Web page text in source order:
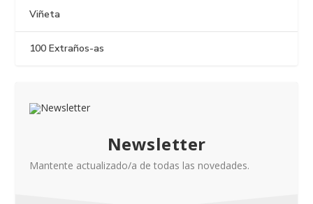
Viñeta
100 Extraños-as
Newsletter
Mantente actualizado/a de todas las novedades.